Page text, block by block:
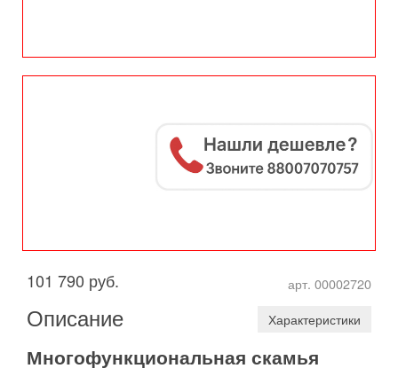
арт. 00002720
101 790 руб.
Описание Характеристики
Многофункциональная скамья